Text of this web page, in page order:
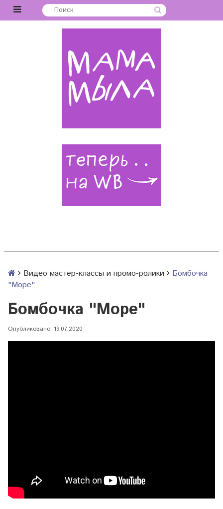
Видео мастер-классы и промо-ролики
Бомбочка
"Море"
Бомбочка "Море"
Опубликовано: 19.07.2020